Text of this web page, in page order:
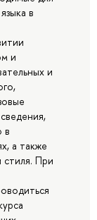
в
и
и
в
а также
стиля. При